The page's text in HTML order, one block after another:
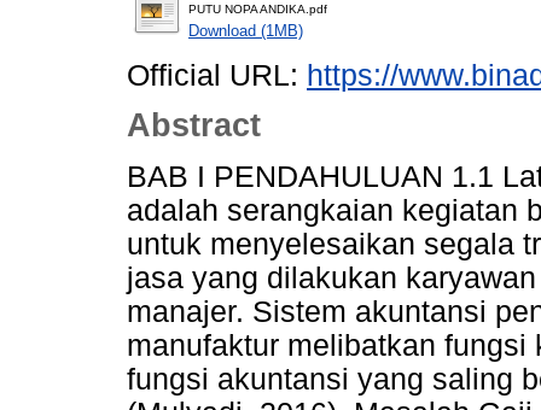
PUTU NOPA ANDIKA.pdf
Download (1MB)
Official URL: https://
Abstract
BAB I PENDAHULUAN 1.1
adalah serangkaian kegiatan
untuk menyelesaikan segala
jasa yang dilakukan
manajer. Sistem akuntansi
manufaktur melibatkan
fungsi akuntansi yang saling